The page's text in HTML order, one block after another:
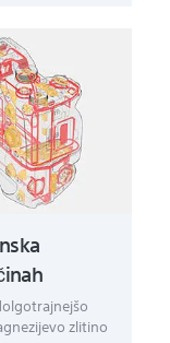
zlitino